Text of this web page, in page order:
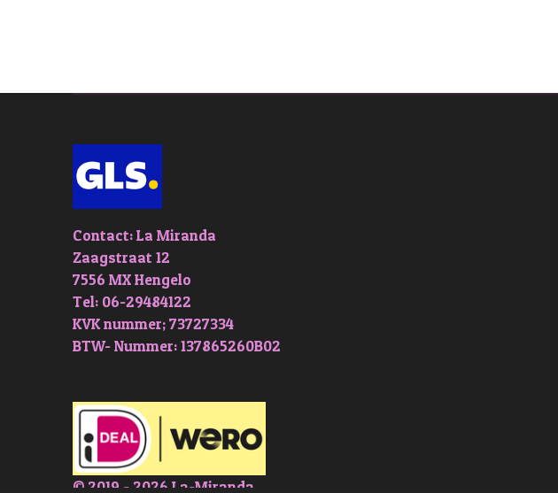
Contact: La Miranda
Zaagstraat 12
7556 MX Hengelo
Tel: 06-29484122
KVK nummer; 73727334
BTW- Nummer: 137865260B02
© 2019 - 2026 La-Miranda